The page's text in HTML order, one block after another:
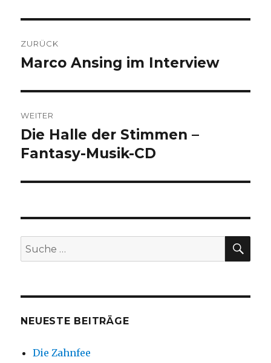
ZURÜCK
Vorheriger
Marco Ansing im Interview
WEITER
Nächster
Beitrag:
Die Halle der Stimmen –
Fantasy-Musik-CD
Suche
nach:
NEUESTE BEITRÄGE
Die Zahnfee